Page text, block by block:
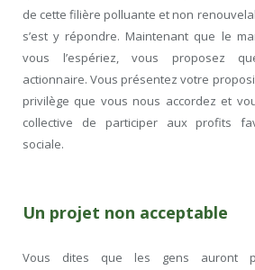
de cette filière polluante et non
s’est y répondre. Maintenant que le
vous l’espériez, vous proposez
actionnaire. Vous présentez votre
privilège que vous nous accordez et
collective de participer aux profits
sociale.
Un projet non acceptable
Vous dites que les gens auront